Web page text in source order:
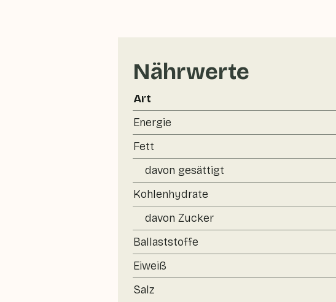
Nährwerte
Art
Energie
Fett
davon gesättigt
Kohlenhydrate
davon Zucker
Ballaststoffe
Eiweiß
Salz